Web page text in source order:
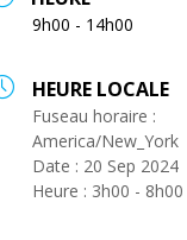
9h00 - 14h00
HEURE LOCALE
Fuseau horaire :
America/New_York
Date : 20 Sep 2024
Heure : 3h00 - 8h00